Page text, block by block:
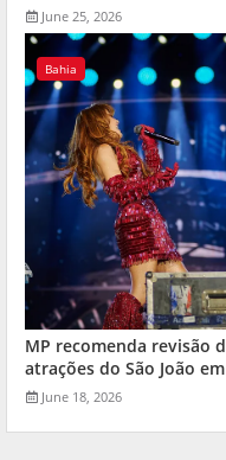
June 25, 2026
Bahia
MP recomenda revisão
atrações do São João
June 18, 2026